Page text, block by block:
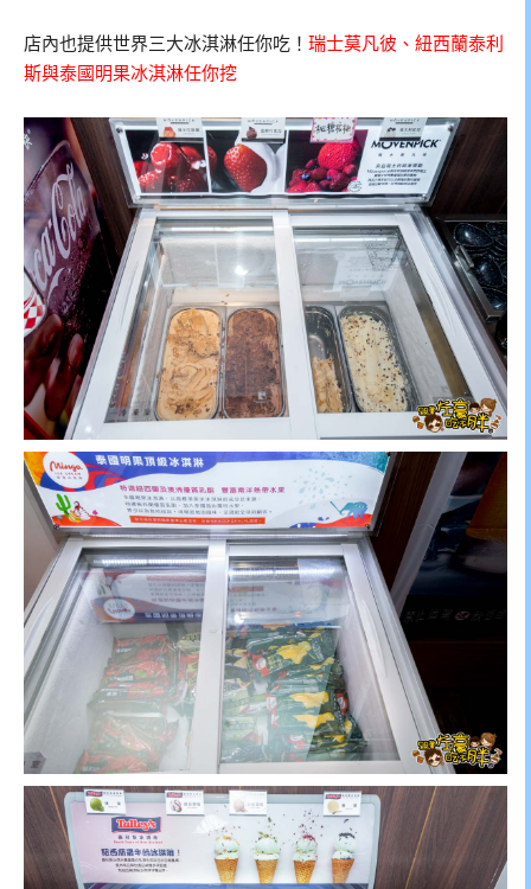
店內也提供世界三大冰淇淋任你吃！ 瑞士莫凡彼、紐西蘭泰利
斯與泰國明果冰淇淋任你挖